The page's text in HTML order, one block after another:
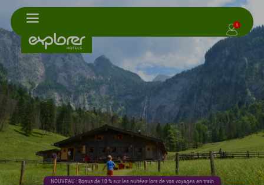
1
NOUVEAU : Bonus de 10 % sur les nuitées lors de vos voyages en train